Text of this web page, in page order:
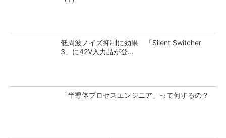
低周波ノイズ抑制に効果 「Silent Switcher
3」に42V入力品が登...
「半導体プロセスエンジニア」って何するの？